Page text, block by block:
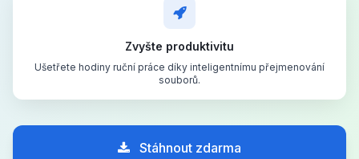
Zvyšte produktivitu
Ušetřete hodiny ruční práce díky inteligentnímu přejmenování
souborů.
Stáhnout zdarma